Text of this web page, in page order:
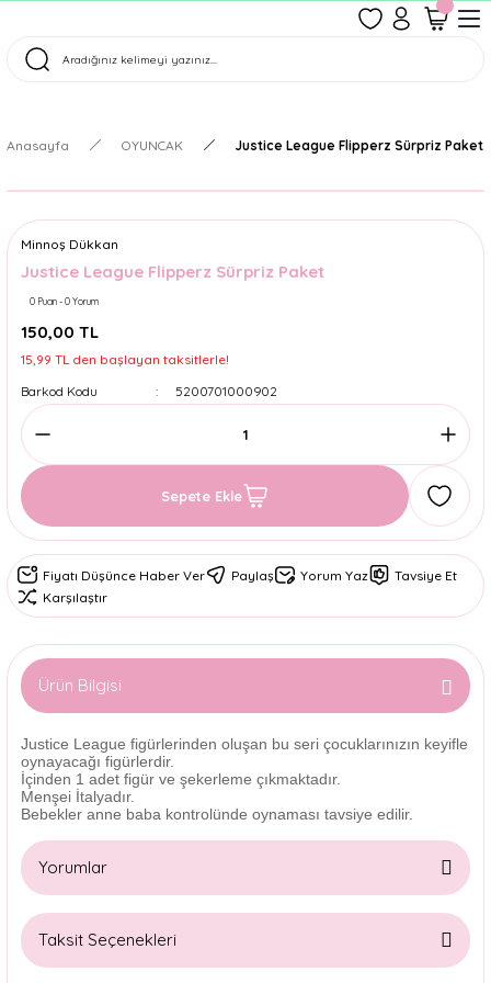
Tüm Siparişler Aynı Gün Kargoda!
Anasayfa OYUNCAK Justice League Flipperz Sürpriz Paket
Minnoş Dükkan
Justice League Flipperz Sürpriz Paket
0 Puan - 0 Yorum
150,00 TL
15,99 TL den başlayan taksitlerle!
Barkod Kodu
5200701000902
Sepete Ekle
Fiyatı Düşünce Haber Ver Paylaş Yorum Yaz
Tavsiye Et
Karşılaştır
Ürün Bilgisi
Justice League figürlerinden oluşan bu seri çocuklarınızın keyifle
oynayacağı figürlerdir.
İçinden 1 adet figür ve şekerleme çıkmaktadır.
Menşei İtalyadır.
Bebekler anne baba kontrolünde oynaması tavsiye edilir.
Yorumlar
Taksit Seçenekleri